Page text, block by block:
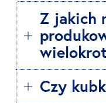
Z jakich
Czy